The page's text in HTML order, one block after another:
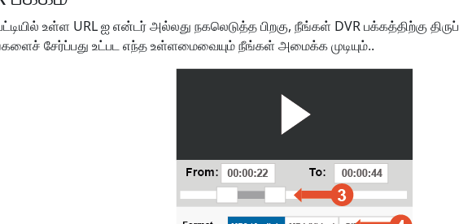
உள்ள URL ஐ என்டர் அல்லது நகலெடுத்த பிறகு, நீங்கள் DVR பக்கத்திற்கு
சேர்ப்பது உட்பட எந்த உள்ளமைவையும் நீங்கள் அமைக்க முடியும்..